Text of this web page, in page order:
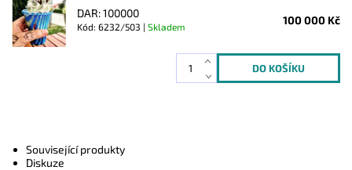
DAR: 100000
Kód: 6232/503 | Skladem
100 000 Kč
Související produkty
Diskuze